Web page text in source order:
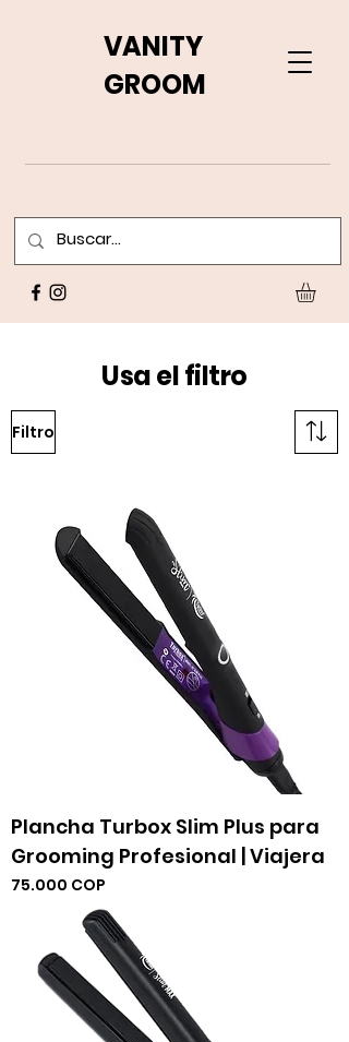
VANITY
GROOM
Usa el filtro
Filtro
Plancha Turbox Slim Plus para
Grooming Profesional | Viajera
Precio
75.000 COP